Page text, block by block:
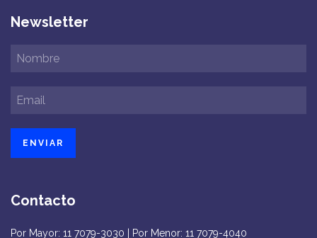
Newsletter
Contacto
Por Mayor: 11 7079-3030 | Por Menor: 11 7079-4040